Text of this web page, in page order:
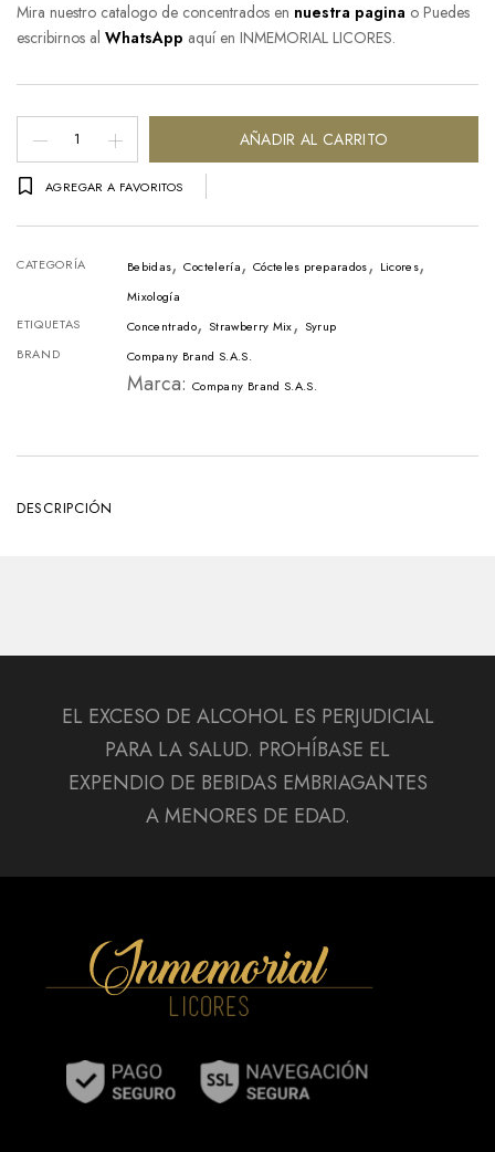
Mira nuestro catalogo de concentrados en nuestra pagina o Puedes
escribirnos al WhatsApp aquí en INMEMORIAL LICORES.
Concentrado
Syrup
Company
Strawberry
Mix
–
1Lt
AÑADIR AL CARRITO
AGREGAR A FAVORITOS
CATEGORÍA Bebidas,Coctelería, Cócteles preparados, Licores,
Mixología
ETIQUETAS
Concentrado, Strawberry Mix, Syrup
BRAND
Company Brand S.A.S.
Marca: Company Brand S.A.S.
DESCRIPCIÓN
EL EXCESO DE ALCOHOL ES PERJUDICIAL
PARA LA SALUD. PROHÍBASE EL
EXPENDIO DE BEBIDAS EMBRIAGANTES
A MENORES DE EDAD.